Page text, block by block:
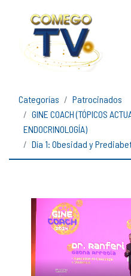
Categorías
Patrocinados
GINE COACH (TÓPICOS
ENDOCRINOLOGÍA)
Día 1: Obesidad y